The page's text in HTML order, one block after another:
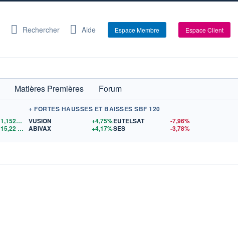
Rechercher Aide Espace Membre Espace Client
Matières Premières
Forum
1,1528$US
15,22$US
+ FORTES HAUSSES ET BAISSES SBF 120
VUSION
+4,75%
ABIVAX
+4,17%
EUTELSAT
-7,96%
SES
-3,78%